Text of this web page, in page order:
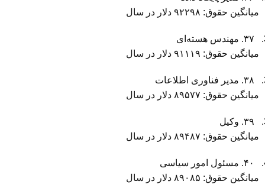
میانگین حقوق: ۹۲۲۹۸ دلار در سال
۳۷. مهندس هسته‌ای
میانگین حقوق: ۹۱۱۱۹ دلار در سال
۳۸. مدیر فناوری اطلاعات
میانگین حقوق: ۸۹۵۷۷ دلار در سال
۳۹. وکیل
میانگین حقوق: ۸۹۴۸۷ دلار در سال
۴۰. مسئول امور سیاسی
میانگین حقوق: ۸۹۰۸۵ دلار در سال